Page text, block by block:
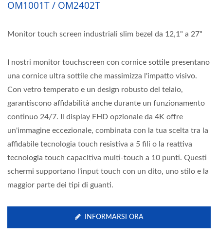
OM1001T / OM2402T
Monitor touch screen industriali slim bezel da 12,1" a 27"
I nostri monitor touchscreen con cornice sottile presentano
una cornice ultra sottile che massimizza l'impatto visivo.
Con vetro temperato e un design robusto del telaio,
garantiscono affidabilità anche durante un funzionamento
continuo 24/7. Il display FHD opzionale da 4K offre
un'immagine eccezionale, combinata con la tua scelta tra la
affidabile tecnologia touch resistiva a 5 fili o la reattiva
tecnologia touch capacitiva multi-touch a 10 punti. Questi
schermi supportano l'input touch con un dito, uno stilo e la
maggior parte dei tipi di guanti.
INFORMARSI ORA